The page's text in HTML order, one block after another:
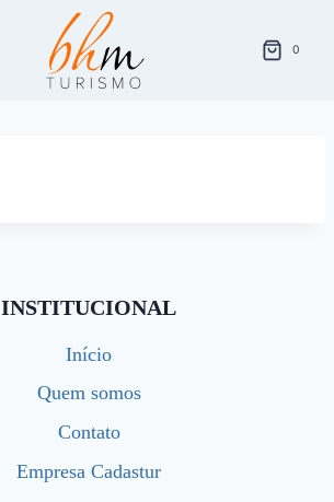
0
INSTITUCIONAL
Início
Quem somos
Contato
Empresa Cadastur